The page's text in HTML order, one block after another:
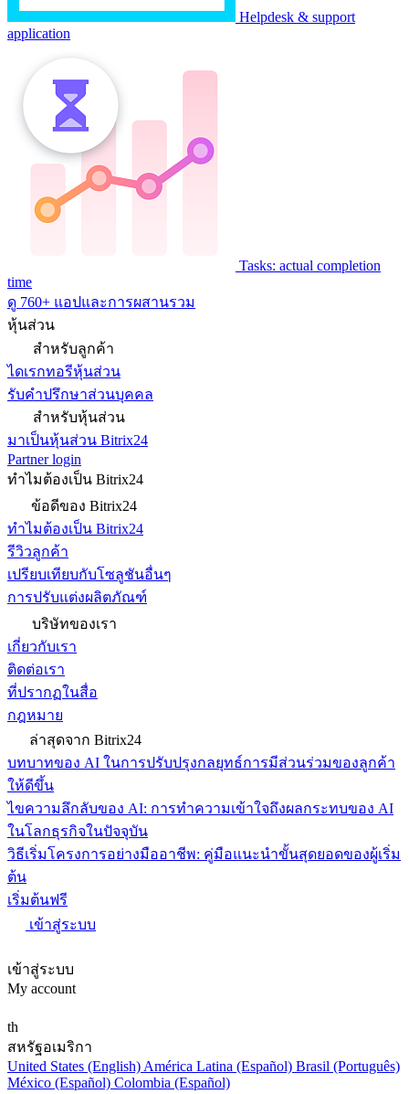
Helpdesk & support
application
Tasks: actual completion
time
ดู 760+ แอปและการผสานรวม
หุ้นส่วน
สำหรับลูกค้า
ไดเรกทอรีหุ้นส่วน
รับคำปรึกษาส่วนบุคคล
สำหรับหุ้นส่วน
มาเป็นหุ้นส่วน Bitrix24
Partner login
ทำไมต้องเป็น Bitrix24
ข้อดีของ Bitrix24
ทำไมต้องเป็น Bitrix24
รีวิวลูกค้า
เปรียบเทียบกับโซลูชันอื่นๆ
การปรับแต่งผลิตภัณฑ์
บริษัทของเรา
เกี่ยวกับเรา
ติดต่อเรา
ที่ปรากฏในสื่อ
กฎหมาย
ล่าสุดจาก Bitrix24
บทบาทของ AI ในการปรับปรุงกลยุทธ์การมีส่วนร่วมของลูกค้า
ให้ดีขึ้น
ไขความลึกลับของ AI: การทำความเข้าใจถึงผลกระทบของ AI
ในโลกธุรกิจในปัจจุบัน
วิธีเริ่มโครงการอย่างมืออาชีพ: คู่มือแนะนำขั้นสุดยอดของผู้เริ่ม
ต้น
เริ่มต้นฟรี
เข้าสู่ระบบ
เข้าสู่ระบบ
My account
th
สหรัฐอเมริกา
United States (English) América Latina (Español) Brasil (Português)
México (Español) Colombia (Español)